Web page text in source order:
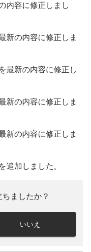
内容に修正しまし
新の内容に修正しま
最新の内容に修正し
新の内容に修正しま
新の内容に修正しま
追加しました。
ましたか？
いいえ